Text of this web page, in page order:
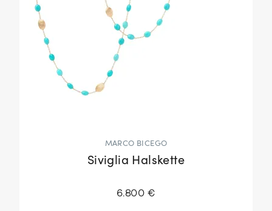
MARCO BICEGO
Siviglia Halskette
6.800 €